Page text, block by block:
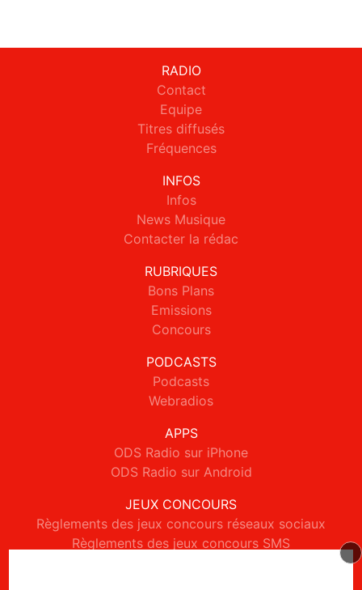
RADIO
Contact
Equipe
Titres diffusés
Fréquences
INFOS
Infos
News Musique
Contacter la rédac
RUBRIQUES
Bons Plans
Emissions
Concours
PODCASTS
Podcasts
Webradios
APPS
ODS Radio sur iPhone
ODS Radio sur Android
JEUX CONCOURS
Règlements des jeux concours réseaux sociaux
Règlements des jeux concours SMS